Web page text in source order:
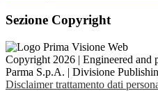
Sezione Copyright
Copyright 2026 | Engineered and
Parma S.p.A. | Divisione
Disclaimer trattamento dati